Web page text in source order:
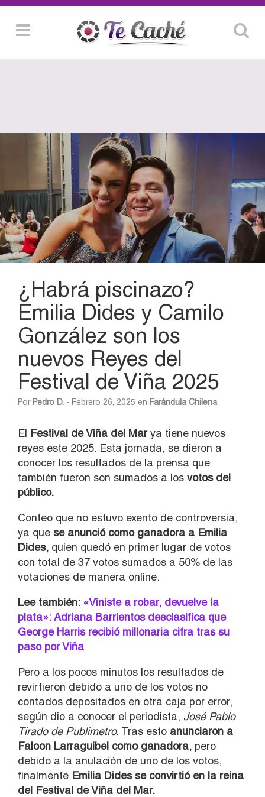
¿Habrá piscinazo?
Emilia Dides y Camilo
González son los
nuevos Reyes del
Festival de Viña 2025
Por Pedro D. - Febrero 26, 2025 en Farándula Chilena
El Festival de Viña del Marya tiene nuevos
reyes este 2025. Esta jornada, se dieron a
conocer los resultados de la prensa que
también fueron son sumados a los votos del
público.
Conteo que no estuvo exento de controversia,
ya que se anunció como ganadora a Emilia
Dides, quien quedó en primer lugar de votos
con total de 37 votos sumados a 50% de las
votaciones de manera online.
Lee también: «Viniste a robar, devuelve la
plata»: Adriana Barrientos desclasifica que
George Harris recibió millonaria cifra tras su
paso por Viña
Pero a los pocos minutos los resultados de
revirtieron debido a uno de los votos no
contados depositados en otra caja por error,
según dio a conocer el periodista, José Pablo
Tirado de Publimetro. Tras esto anunciaron a
Faloon Larraguibel como ganadora, pero
debido a la anulación de uno de los votos,
finalmente Emilia Dides se convirtió en la reina
del Festival de Viña del Mar.